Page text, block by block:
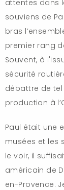
attentes dans
souviens de
bras
premier rang
Souvent, à
sécurité
débattre de tel
production à
Paul était une
musées et les
le voir, il
américain de
en-Provence.